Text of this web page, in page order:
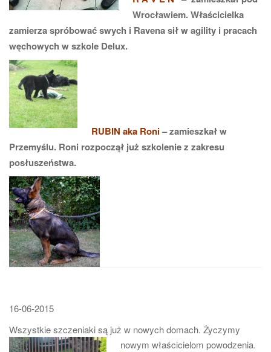
Wrocławiem. Właścicielka
zamierza spróbować swych i Ravena sił w agility i pracach
węchowych w szkole Delux.
RUBIN aka Roni – zamieszkał w
Przemyślu. Roni rozpoczął już szkolenie z zakresu
posłuszeństwa.
16-06-2015
Wszystkie szczeniaki są już w nowych domach. Życzymy
nowym właścicielom powodzenia.